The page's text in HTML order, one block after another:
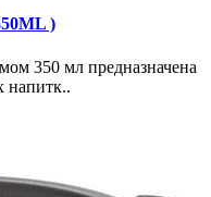
)
350 мл предназначена
напитк..